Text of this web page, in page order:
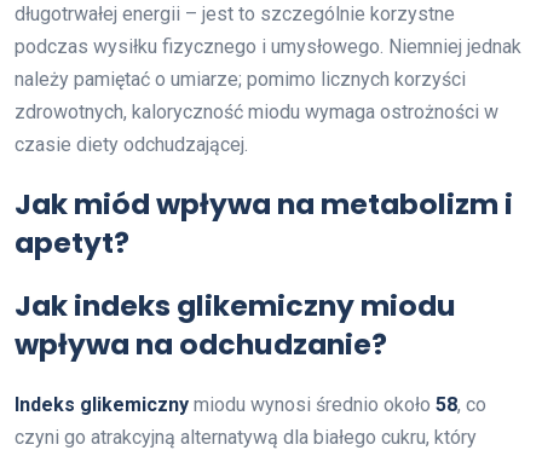
długotrwałej energii – jest to szczególnie korzystne
podczas wysiłku fizycznego i umysłowego. Niemniej jednak
należy pamiętać o umiarze; pomimo licznych korzyści
zdrowotnych, kaloryczność miodu wymaga ostrożności w
czasie diety odchudzającej.
Jak miód wpływa na metabolizm i
apetyt?
Jak indeks glikemiczny miodu
wpływa na odchudzanie?
Indeks glikemiczny miodu wynosi średnio około 58, co
czyni go atrakcyjną alternatywą dla białego cukru, który